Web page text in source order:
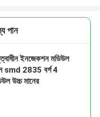
পান
ইনজেকশন মডিউল
smd 2835 বর্গ 4
উচ্চ মানের